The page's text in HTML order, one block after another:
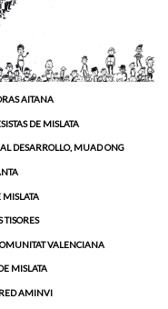
AITANA
DE MISLATA
DESARROLLO, MUAD ONG
MISLATA
TISORES
VALENCIANA
MISLATA
AMINVI